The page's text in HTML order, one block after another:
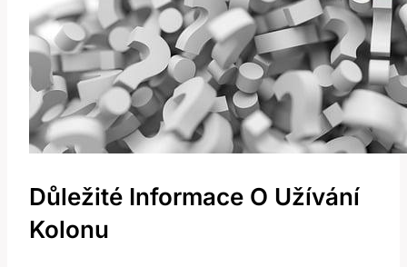
Důležité Informace O Užívání
Kolonu